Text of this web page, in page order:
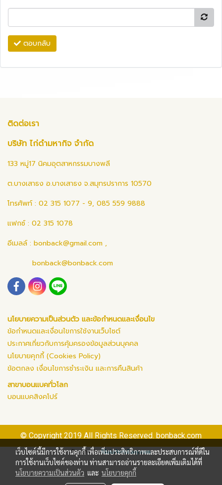
ตอบกลับ
ติดต่อเรา
บริษัท ไก่ดำมหากิจ จำกัด
133 หมู่17 นิคมอุตสาหกรรมบางพลี
ต.บางเสาธง อ.บางเสาธง จ.สมุทรปราการ 10570
โทรศัพท์ : 02 315 1077 - 9, 085 559 9888
แฟกซ์ : 02 315 1078
อีเมลล์ : bonback@gmail.com ,
bonback@bonback.com
นโยบายความเป็นส่วนตัว และข้อกำหนดและเงื่อนไข
ข้อกำหนดและเงื่อนไขการใช้งานเว็บไซต์
ประกาศเกี่ยวกับการคุ้มครองข้อมูลส่วนบุคคล
นโยบายคุกกี้ (Cookies Policy)
ข้อตกลง เงื่อนไขการชำระเงิน และการคืนสินค้า
สาขาบอนแบคทั่วโลก
บอนแบคสิงคโปร์
© Copyright 2019 All Rights Reserved. bonback.com
Powered byMakeWebEasy.com
เว็บไซต์นี้มีการใช้งานคุกกี้ เพื่อเพิ่มประสิทธิภาพและประสบการณ์ที่ดีใน
การใช้งานเว็บไซต์ของท่าน ท่านสามารถอ่านรายละเอียดเพิ่มเติมได้ที่
นโยบายความเป็นส่วนตัว และ นโยบายคุกกี้